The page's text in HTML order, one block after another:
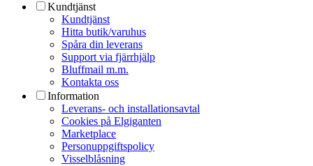
Kundtjänst
Kundtjänst
Hitta butik/varuhus
Spåra din leverans
Support via fjärrhjälp
Bluffmail m.m.
Kontakta oss
Information
Leverans- och installationsavtal
Cookies på Elgiganten
Marketplace
Personuppgiftspolicy
Visselblåsning